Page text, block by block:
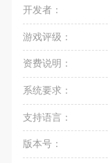
开发者：
游戏评级：
资费说明：
系统要求：
支持语言：
版本号：